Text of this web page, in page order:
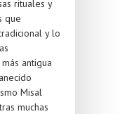
rituales y
que
y lo
antigua
Misal
muchas